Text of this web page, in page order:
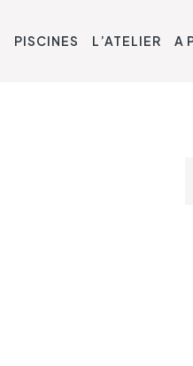
PISCINES L’ATELIER A